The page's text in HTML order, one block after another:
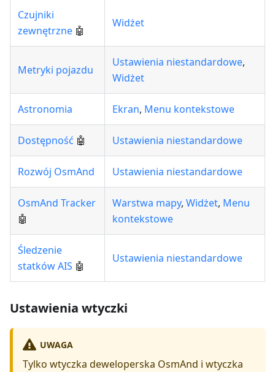
Czujniki
zewnętrzne 🤖
Widżet
Metryki pojazdu
Ustawienia niestandardowe,
Widżet
Astronomia Ekran, Menu kontekstowe
Dostępność 🤖 Ustawienia niestandardowe
Rozwój OsmAnd Ustawienia niestandardowe
OsmAnd Tracker
🤖
Warstwa mapy, Widżet, Menu
kontekstowe
Śledzenie
statków AIS 🤖
Ustawienia niestandardowe
Ustawienia wtyczki
UWAGA
Tylko wtyczka deweloperska OsmAnd i wtyczka